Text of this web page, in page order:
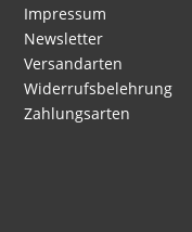
Impressum
Newsletter
Versandarten
Widerrufsbelehrung
Zahlungsarten